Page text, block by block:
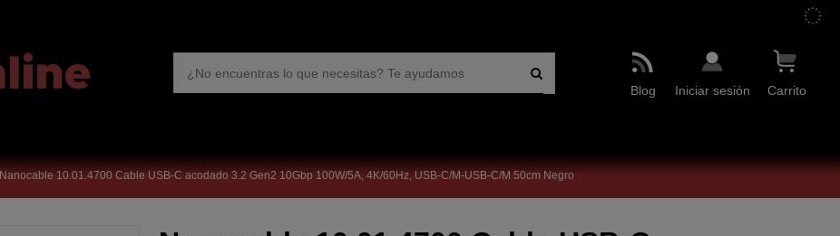
Blog Iniciar sesión Carrito
Nanocable 10.01.4700 Cable USB-C acodado 3.2 Gen2 10Gbp 100W/5A, 4K/60Hz, USB-C/M-USB-C/M 50cm Negro